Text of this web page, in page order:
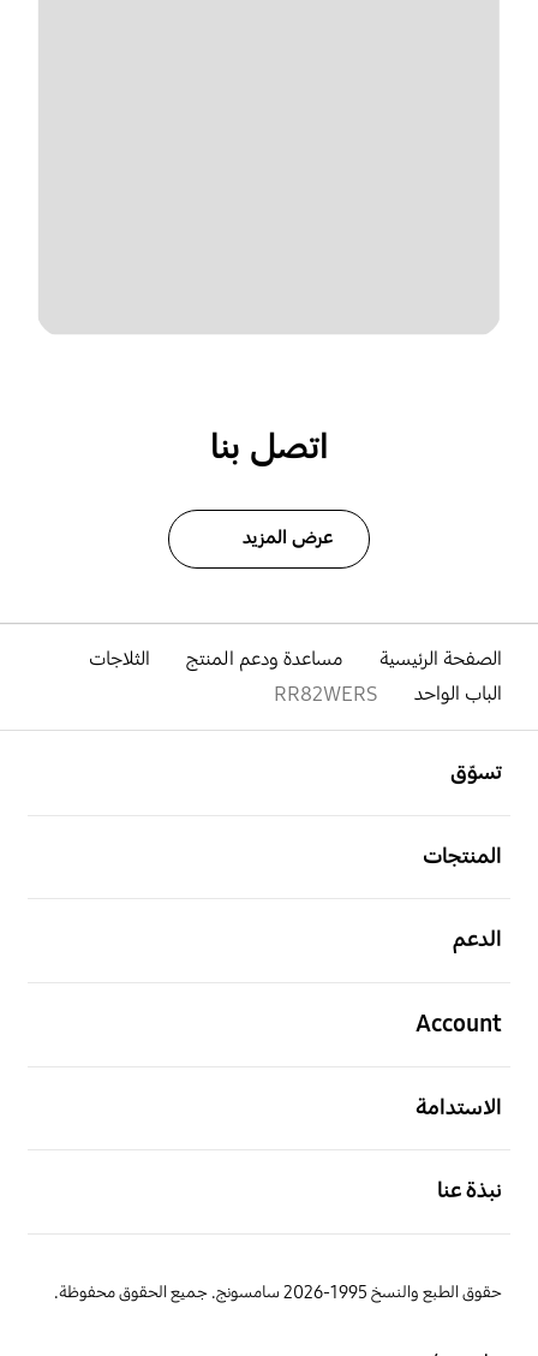
اتصل بنا
عرض المزيد
الصفحة الرئيسية مساعدة ودعم المنتج
الثلاجات
الباب الواحد
RR82WERS
تسوّق
المنتجات
الدعم
Account
الاستدامة
نبذة عنا
حقوق الطبع والنسخ 1995-2026 سامسونج. جميع الحقوق محفوظة.